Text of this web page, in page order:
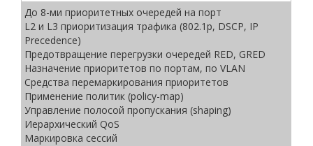
До 8-ми приоритетных очередей на порт
L2 и L3 приоритизация трафика (802.1p, DSCP, IP
Precedence)
Предотвращение перегрузки очередей RED, GRED
Назначение приоритетов по портам, по VLAN
Средства перемаркирования приоритетов
Применение политик (policy-map)
Управление полосой пропускания (shaping)
Иерархический QоS
Маркировка сессий